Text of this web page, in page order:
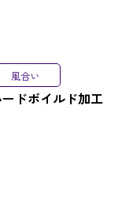
風合い
ドボイルド加工